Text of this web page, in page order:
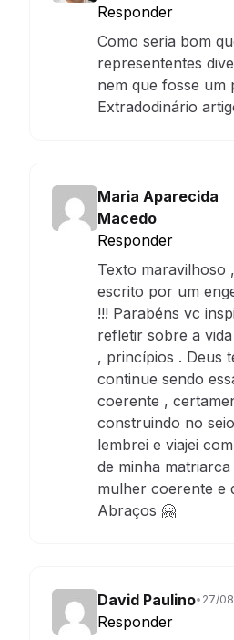
Responder
Como seria bom
represententes
nem que fosse um
Extradodinário
Maria Aparecida
Macedo
Responder
Texto maravilhoso
escrito por um
!!! Parabéns vc
refletir sobre a
, princípios . Deus
continue sendo
coerente ,
construindo no
lembrei e viajei
de minha
mulher coerente e
Abraços 🤗
David Paulino• 27/
Responder